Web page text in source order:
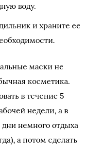
воду.
и храните ее
маски не
косметика.
в течение 5
недели, а в
немного отдыха
а потом сделать